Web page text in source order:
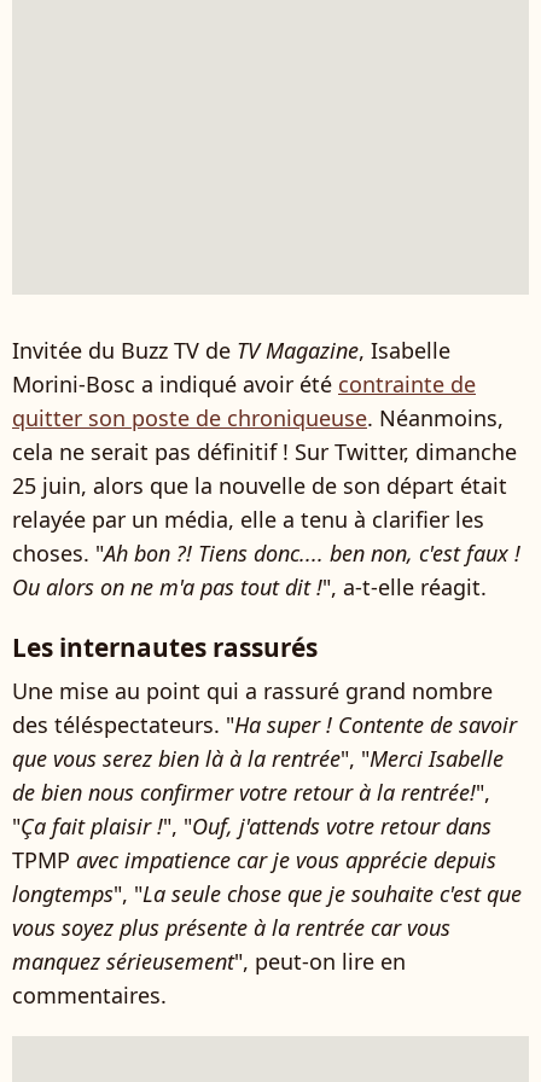
Invitée du Buzz TV de TV Magazine, Isabelle
Morini-Bosc a indiqué avoir été contrainte de
quitter son poste de chroniqueuse. Néanmoins,
cela ne serait pas définitif ! Sur Twitter, dimanche
25 juin, alors que la nouvelle de son départ était
relayée par un média, elle a tenu à clarifier les
choses. "Ah bon ?! Tiens donc.... ben non, c'est faux !
Ou alors on ne m'a pas tout dit !", a-t-elle réagit.
Les internautes rassurés
Une mise au point qui a rassuré grand nombre
des téléspectateurs. "Ha super ! Contente de savoir
que vous serez bien là à la rentrée", "Merci Isabelle
de bien nous confirmer votre retour à la rentrée!",
"Ça fait plaisir !", "Ouf, j'attends votre retour dans
TPMP avec impatience car je vous apprécie depuis
longtemps", "La seule chose que je souhaite c'est que
vous soyez plus présente à la rentrée car vous
manquez sérieusement", peut-on lire en
commentaires.